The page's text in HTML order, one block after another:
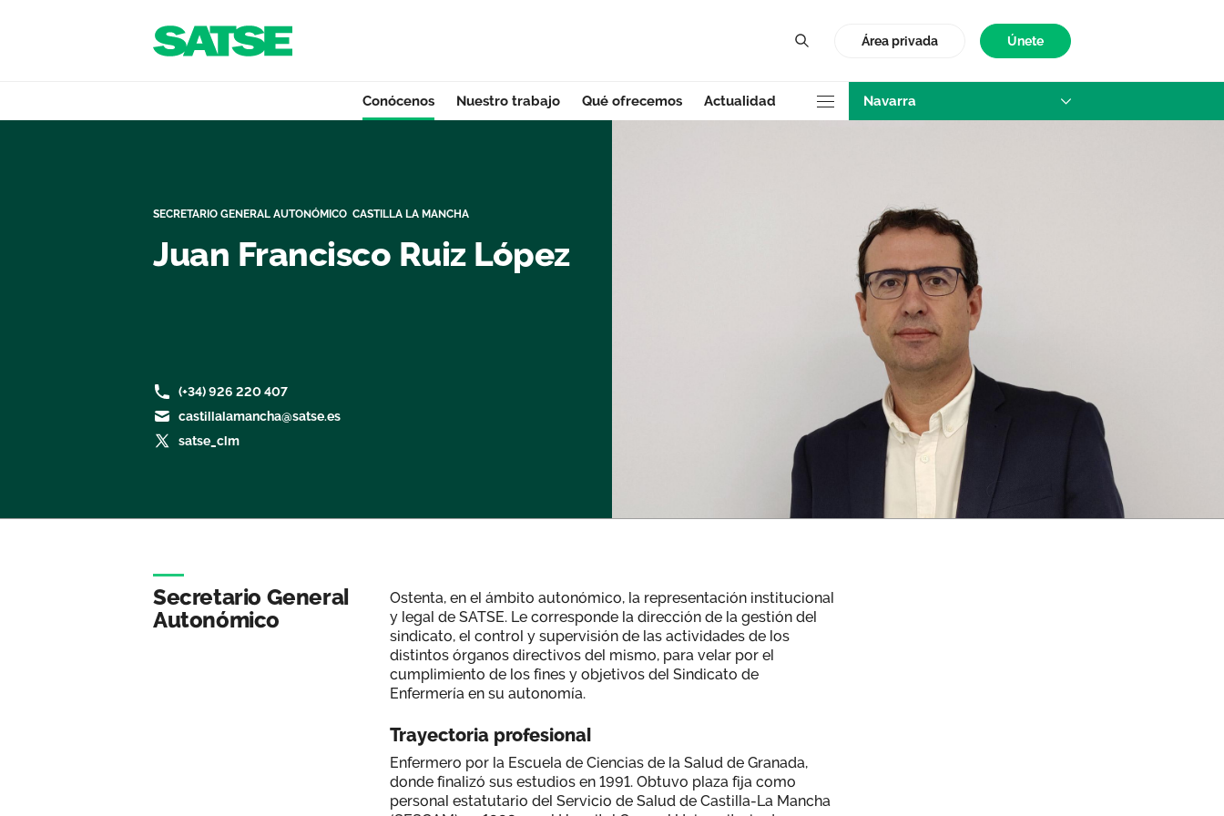
Navegación
Área privada
Únete
Conócenos Nuestro trabajo Qué ofrecemos Actualidad
Nuestro trabajo
Actualidad
Navarra
SECRETARIO GENERAL AUTONÓMICO CASTILLA LA MANCHA
Juan Francisco Ruiz López
(+34) 926 220 407
castillalamancha@satse.es
satse_clm
Secretario General
Autonómico
Ostenta, en el ámbito autonómico, la representación institucional
y legal de SATSE. Le corresponde la dirección de la gestión del
sindicato, el control y supervisión de las actividades de los
distintos órganos directivos del mismo, para velar por el
cumplimiento de los fines y objetivos del Sindicato de
Enfermería en su autonomía.
Trayectoria profesional
Enfermero por la Escuela de Ciencias de la Salud de Granada,
donde finalizó sus estudios en 1991. Obtuvo plaza fija como
personal estatutario del Servicio de Salud de Castilla-La Mancha